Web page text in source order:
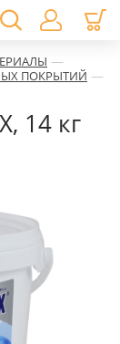
—
ПОКРЫТИЙ —
14 кг